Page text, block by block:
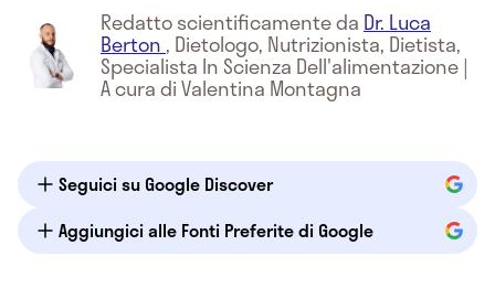
Redatto scientificamente da Dr. Luca
Berton , Dietologo, Nutrizionista, Dietista,
Specialista In Scienza Dell'alimentazione|
A cura di Valentina Montagna
Seguici su Google Discover
Aggiungici alle Fonti Preferite di Google